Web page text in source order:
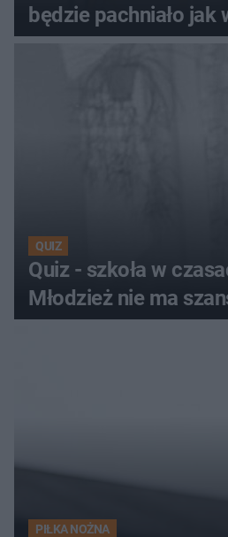
będzie pachniało jak
QUIZ
Quiz - szkoła w
Młodzież nie ma
PIŁKA NOŻNA